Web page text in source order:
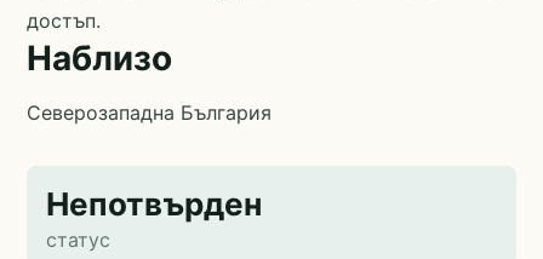
достъп.
Наблизо
Северозападна България
Непотвърден
статус